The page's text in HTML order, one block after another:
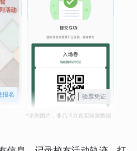
报名 验票凭证
*示例图片，非品牌方真实验票数据